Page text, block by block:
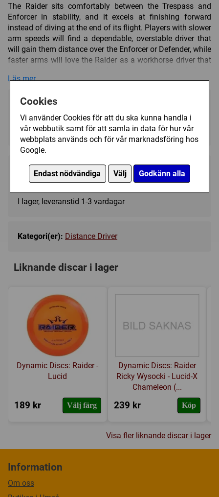
Cookies
Vi använder Cookies för att du ska kunna handla i
vår webbutik samt för att samla in data för hur vår
webbplats används och för vår marknadsföring hos
Google.
Endast nödvändiga Välj Godkänn alla
The Raider sits comfortably between the Trespass and
Enforcer in stability, and it excels at finishing forward
instead of diving at the end of its flight. Players with slower
arm speeds will find a dependable, overstable driver that
will gain them distance over the Enforcer or Defender, while
faster arms will love the Raider as a workhorse driver that
Get ready to put some power on your distance shots, and
Läs mer
Välj färg:
Blue - I lager ▼
189 kr Köp
I lager, leveranstid 1-3 vardagar
Kategori(er): Distance Driver
Liknande discar i lager
Dynamic Discs: Raider -
Lucid
189 kr Välj färg
Dynamic Discs: Raider
Ricky Wysocki - Lucid-X
Chameleon (...
239 kr Köp
Visa fler liknande discar i lager
Information
Om oss